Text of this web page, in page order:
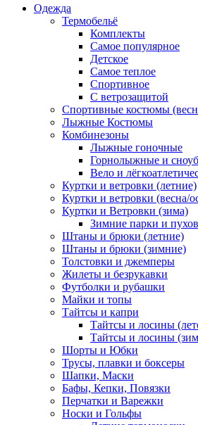
Одежда
Термобельё
Комплекты
Самое популярное
Детское
Самое теплое
Спортивное
С ветрозащитой
Спортивные костюмы
Лыжные Костюмы
Комбинезоны
Лыжные гоночные
Горнолыжные и
Вело и
Куртки и ветровки (летние)
Куртки и ветровки (весна/
Куртки и Ветровки (зима)
Зимние парки и
Штаны и брюки (летние)
Штаны и брюки (зимние)
Толстовки и джемперы
Жилеты и безрукавки
Футболки и рубашки
Майки и топы
Тайтсы и капри
Тайтсы и лосины
Тайтсы и лосины
Шорты и Юбки
Трусы, плавки и боксеры
Шапки, Маски
Бафы, Кепки, Повязки
Перчатки и Варежки
Носки и Гольфы